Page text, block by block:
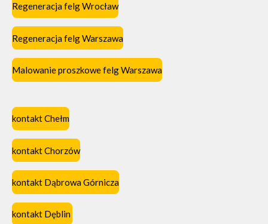
Regeneracja felg Wrocław
Regeneracja felg Warszawa
Malowanie proszkowe felg Warszawa
kontakt Chełm
kontakt Chorzów
kontakt Dąbrowa Górnicza
kontakt Dęblin